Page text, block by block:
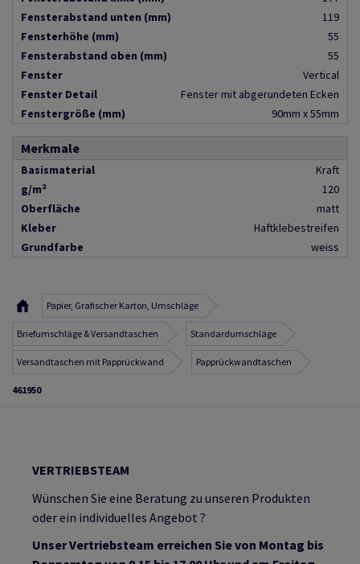
Fensterabstand unten (mm)
119
Fensterhöhe (mm)
55
Fensterabstand oben (mm)
55
Fenster
Vertical
Fenster Detail
Fenster mit abgerundeten Ecken
Fenstergröße (mm)
90mm x 55mm
Merkmale
Basismaterial
Kraft
g/m²
120
Oberfläche
matt
Kleber
Haftklebestreifen
Grundfarbe
weiss
Papier, Grafischer Karton, Umschläge
Briefumschläge & Versandtaschen Standardumschläge
Versandtaschen mit Papprückwand Papprückwandtaschen
461950
VERTRIEBSTEAM
Wünschen Sie eine Beratung zu unseren Produkten
oder ein individuelles Angebot ?
Unser Vertriebsteam erreichen Sie von Montag bis